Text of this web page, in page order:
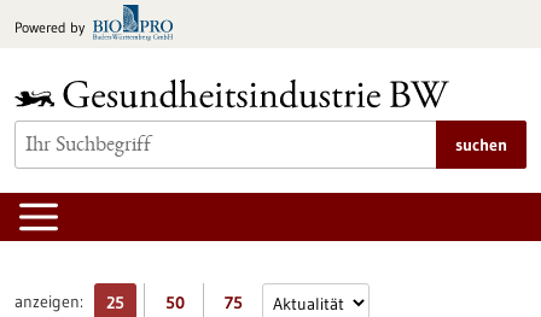
Inhalt
Powered by
suchen
anzeigen: 25 50 75